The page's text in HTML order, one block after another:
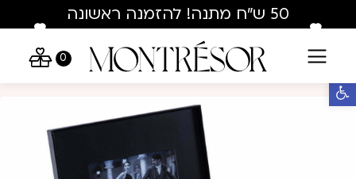
פתח סרגל נגישות
Skip to Content
Contact Us 50 ש"ח מתנה! להזמנה ראשונה
בלבד : hey50
0